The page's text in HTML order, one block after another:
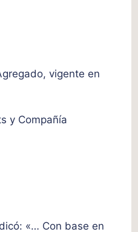
vigente en
y Compañía
«… Con base en